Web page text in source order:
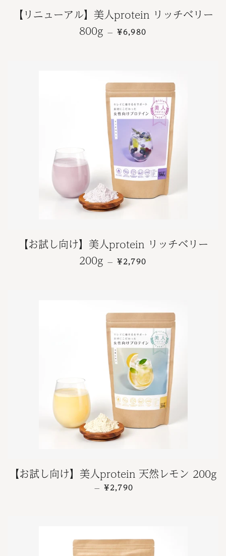
【リニューアル】美人protein リッチベリー
800g — 通常価格
¥6,980
【お試し向け】美人protein リッチベリー
200g — 通常価格
¥2,790
【お試し向け】美人protein 天然レモン 200g
— 通常価格
¥2,790